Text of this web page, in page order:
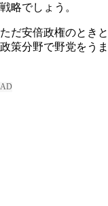
戦略でしょう。
ただ安倍政権のとき
政策分野で野党をう